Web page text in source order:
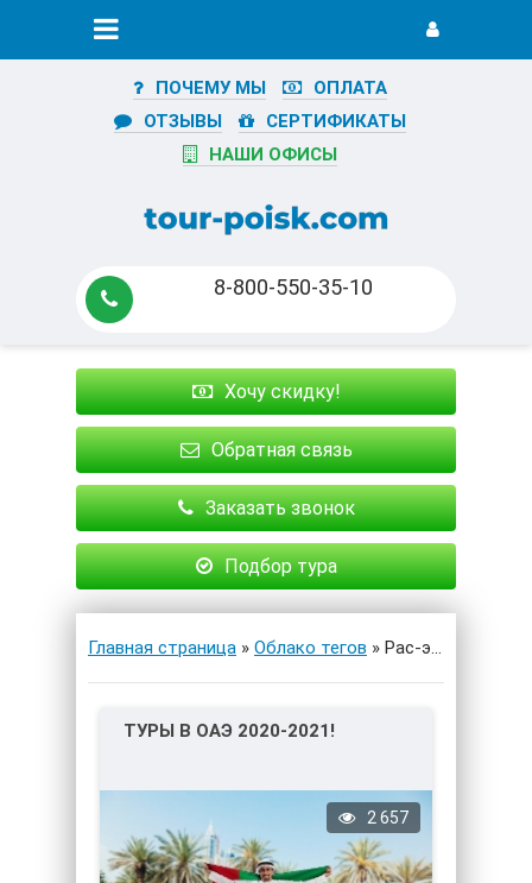
ПОЧЕМУ МЫ
ОПЛАТА
ОТЗЫВЫ
СЕРТИФИКАТЫ
НАШИ ОФИСЫ
8-800-550-35-10
Хочу скидку!
Обратная связь
Заказать звонок
Подбор тура
Главная страница » Облако тегов » Рас-эль-Хайм
ТУРЫ В ОАЭ 2020-2021!
2 657